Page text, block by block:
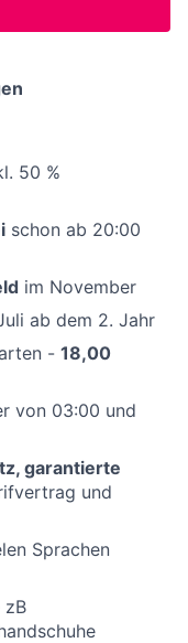
50 %
schon ab 20:00
im November
ab dem 2. Jahr
- 18,00
von 03:00 und
garantierte
und
Sprachen
zB